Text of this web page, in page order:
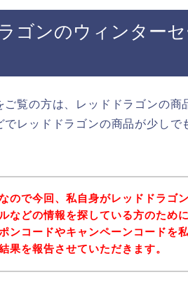
ゴンのウィンター
ご覧の方は、レッドドラゴンの
でレッドドラゴンの商品が少し
ので今回、私自身がレッドドラゴ
ルなどの情報を探している方のため
ンコードやキャンペーンコードを
果を報告させていただきます。